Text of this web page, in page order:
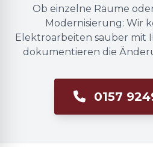
Ob einzelne Räume
Modernisierung: Wir
Elektroarbeiten sauber mit
dokumentieren die
0157